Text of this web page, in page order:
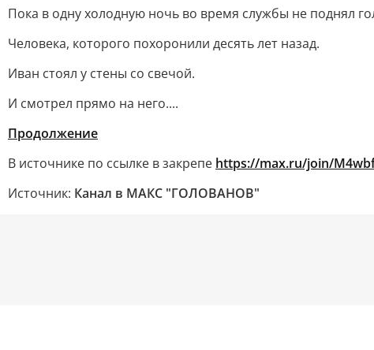
Пока в одну холодную ночь во время службы не поднял
Человека, которого похоронили десять лет назад.
Иван стоял у стены со свечой.
И смотрел прямо на него....
Продолжение
В источнике по ссылке в закрепе https://max.ru/join/
Источник: Канал в МАКС "ГОЛОВАНОВ"